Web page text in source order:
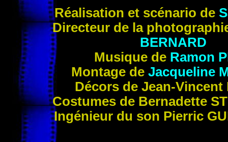
Réalisation et scénario de
Directeur de la
BERNARD
Musique de Ramon
Montage de Jacqueline
Décors de Jean-Vincent
Costumes de Bernadette
Ingénieur du son Pierric